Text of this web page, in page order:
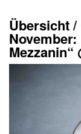
Übersicht/
Mezzanin“